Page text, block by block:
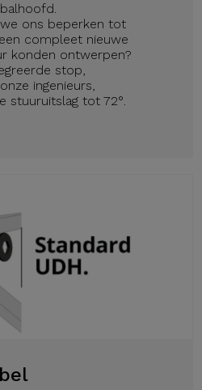
ons beperken tot
compleet nieuwe
konden ontwerpen?
stop,
ingenieurs,
stuuruitslag tot 72°.